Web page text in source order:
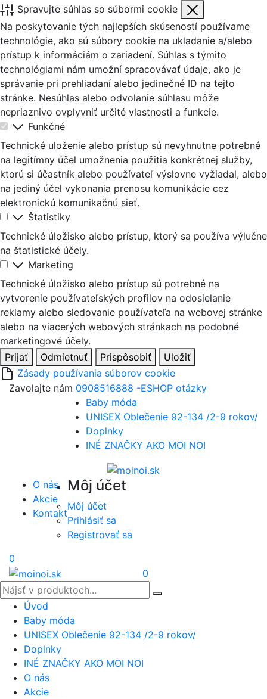
Spravujte súhlas so súbormi cookie
Na poskytovanie tých najlepších skúseností používame
technológie, ako sú súbory cookie na ukladanie a/alebo
prístup k informáciám o zariadení. Súhlas s týmito
technológiami nám umožní spracovávať údaje, ako je
správanie pri prehliadaní alebo jedinečné ID na tejto
stránke. Nesúhlas alebo odvolanie súhlasu môže
nepriaznivo ovplyvniť určité vlastnosti a funkcie.
Funkčné
Technické uloženie alebo prístup sú nevyhnutne potrebné
na legitímny účel umožnenia použitia konkrétnej služby,
ktorú si účastník alebo používateľ výslovne vyžiadal, alebo
na jediný účel vykonania prenosu komunikácie cez
elektronickú komunikačnú sieť.
Štatistiky
Technické úložisko alebo prístup, ktorý sa používa výlučne
na štatistické účely.
Marketing
Technické úložisko alebo prístup sú potrebné na
vytvorenie používateľských profilov na odosielanie
reklamy alebo sledovanie používateľa na webovej stránke
alebo na viacerých webových stránkach na podobné
marketingové účely.
Prijať
Odmietnuť Prispôsobiť
Uložiť
Zásady používania súborov cookie
Zavolajte nám 0908516888 -ESHOP otázky
Baby móda
UNISEX Oblečenie 92-134 /2-9 rokov/
Doplnky
INÉ ZNAČKY AKO MOI NOI
O nás
Akcie
Kontakt
Môj účet
Môj účet
Prihlásiť sa
Registrovať sa
0
0
Úvod
Baby móda
UNISEX Oblečenie 92-134 /2-9 rokov/
Doplnky
INÉ ZNAČKY AKO MOI NOI
O nás
Akcie